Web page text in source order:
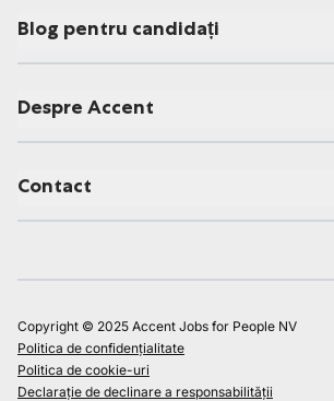
Blog pentru candidați
Despre Accent
Contact
Copyright © 2025 Accent Jobs for People NV
Politica de confidențialitate
Politica de cookie-uri
Declarație de declinare a responsabilității